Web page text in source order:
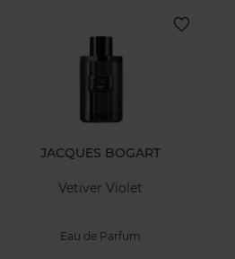
JACQUES BOGART
Vetiver Violet
Eau de Parfum